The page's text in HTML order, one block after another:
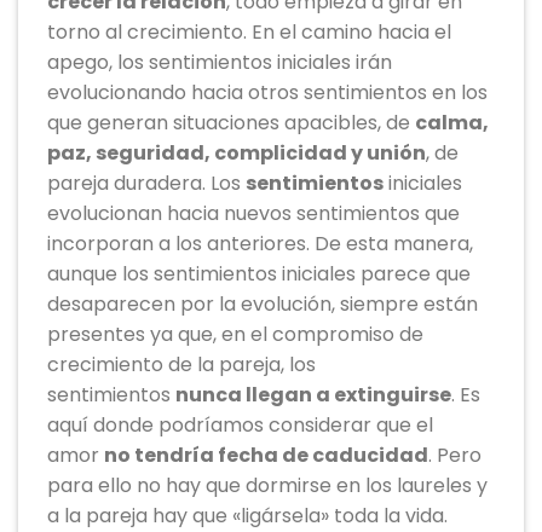
torno al crecimiento. En el camino hacia el
apego, los sentimientos iniciales irán
evolucionando hacia otros sentimientos en los
que generan situaciones apacibles, de calma,
paz, seguridad, complicidad y unión, de
pareja duradera. Los sentimientosiniciales
evolucionan hacia nuevos sentimientos que
incorporan a los anteriores. De esta manera,
aunque los sentimientos iniciales parece que
desaparecen por la evolución, siempre están
presentes ya que, en el compromiso de
crecimiento de la pareja, los
sentimientos nunca llegan a extinguirse. Es
aquí donde podríamos considerar que el
amor no tendría fecha de caducidad. Pero
para ello no hay que dormirse en los laureles y
a la pareja hay que «ligársela» toda la vida.